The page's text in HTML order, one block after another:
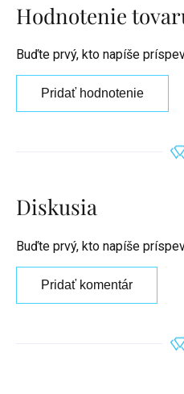
Hodnotenie
Buďte prvý, kto napíše
Pridať hodnotenie
Diskusia
Buďte prvý, kto napíše
Pridať komentár